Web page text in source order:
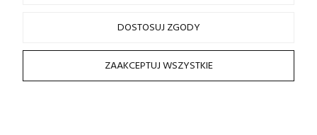
2026 © by sklep fryzjerski HAIRLOOK
Sklep internetowy Shoper.pl
DOSTOSUJ ZGODY
ZAAKCEPTUJ WSZYSTKIE